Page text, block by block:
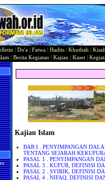
Do'a Fatwa Hadits Khutbah
Berita Kegiatan Kajian Kaset|
Kajian Islam
BAB I . PENYIMPANGAN
TENTANG SEJARAH
PASAL 1 . PENYIMPANGAN
PASAL 3 . KUFUR, DEFINISI
PASAL 2 . SYIRIK, DEFINISI
PASAL 4 . NIFAQ, DEFINISI